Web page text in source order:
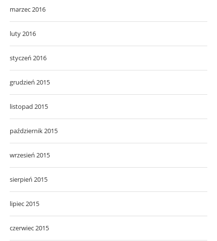
marzec 2016
luty 2016
styczeń 2016
grudzień 2015
listopad 2015
październik 2015
wrzesień 2015
sierpień 2015
lipiec 2015
czerwiec 2015